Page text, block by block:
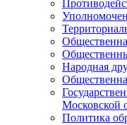
Народная
Московской
Политика